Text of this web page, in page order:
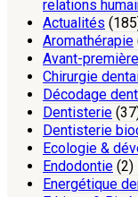
relations
Actualités
Aromathérapie
Avant-
Chirurgie
Décodage
Dentisterie
Dentisterie
Ecologie &
Endodontie (2)
Energétique